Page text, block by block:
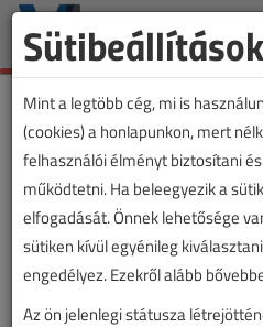
Sütibeállítások
Mint a legtöbb cég, mi is
(cookies) a honlapunkon, mert
felhasználói élményt biztosítani
működtetni. Ha beleegyezik a
elfogadását. Önnek lehetősége
sütiken kívül egyénileg
engedélyez. Ezekről alább
Az ön jelenlegi státusza